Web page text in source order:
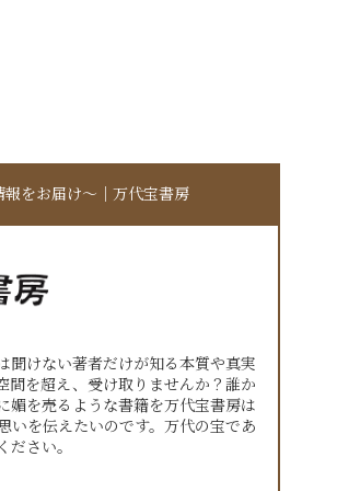
をお届け〜｜万代宝書房
聞けない著者だけが知る本質や真実
間を超え、受け取りませんか？誰か
媚を売るような書籍を万代宝書房は
いを伝えたいのです。万代の宝であ
さい。